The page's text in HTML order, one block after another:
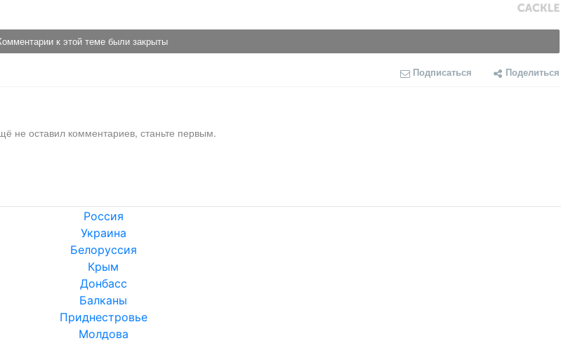
к этой теме были закрыты
Подписаться Поделиться
не оставил комментариев, станьте первым.
Россия
Украина
Белоруссия
Крым
Донбасс
Балканы
Приднестровье
Молдова